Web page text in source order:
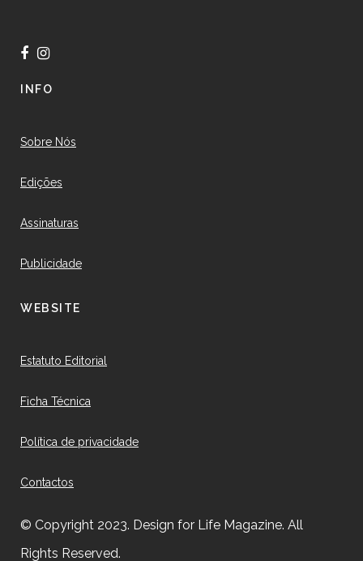
INFO
Sobre Nós
Edições
Assinaturas
Publicidade
WEBSITE
Estatuto Editorial
Ficha Técnica
Política de privacidade
Contactos
© Copyright 2023. Design for Life Magazine. All
Rights Reserved.